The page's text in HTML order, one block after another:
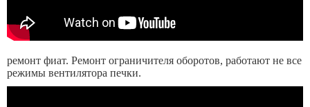
ремонт фиат. Ремонт ограничителя оборотов, работают не все
режимы вентилятора печки.